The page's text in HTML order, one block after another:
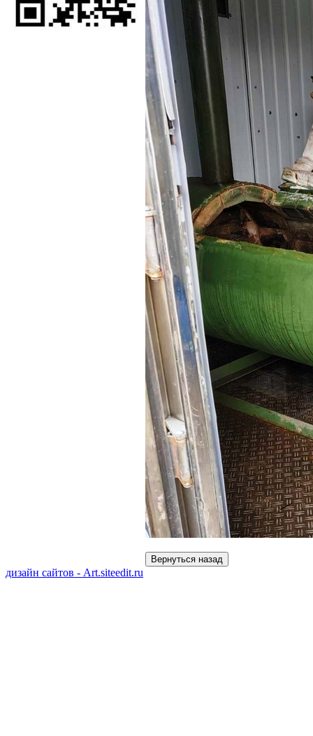
дизайн сайтов - Art.siteedit.ru